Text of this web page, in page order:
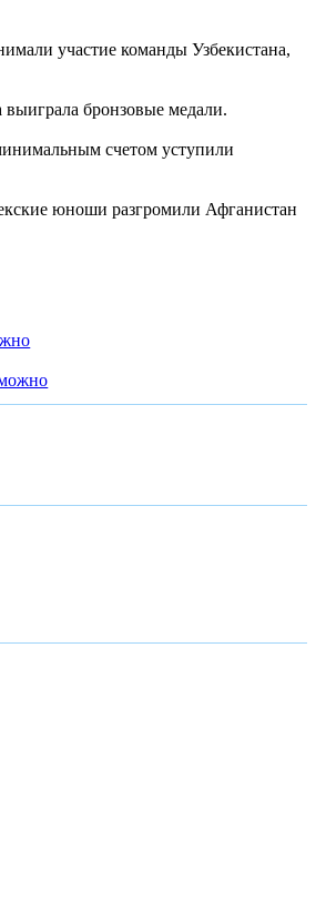
участие команды Узбекистана,
бронзовые медали.
счетом уступили
юноши разгромили Афганистан